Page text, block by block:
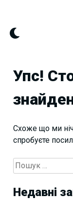
content
Упс!
Схоже що ми
спробуєте
Пошук:
Недавні